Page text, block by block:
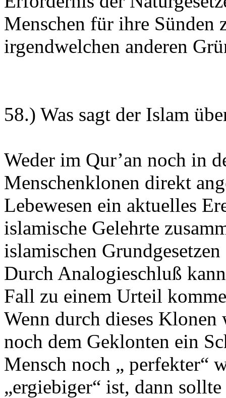
Menschen für ihre Sünden
irgendwelchen anderen
58.) Was sagt der Islam
Weder im Qur’an noch in
Menschenklonen direkt
Lebewesen ein aktuelles
islamische Gelehrte
islamischen
Durch Analogieschluß
Fall zu einem Urteil
Wenn durch dieses
noch dem Geklonten ein
Mensch noch „ perfekter“
„ergiebiger“ ist, dann